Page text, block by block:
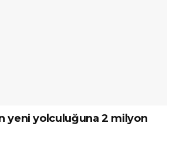
yeni yolculuğuna 2 milyon